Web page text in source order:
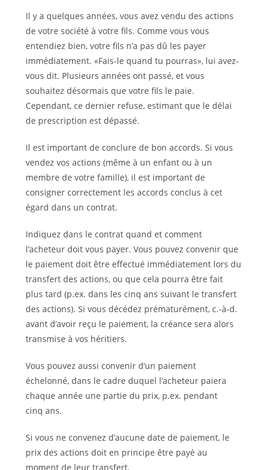
Il y a quelques années, vous avez vendu des actions
de votre société à votre fils. Comme vous vous
entendiez bien, votre fils n’a pas dû les payer
immédiatement. «Fais-le quand tu pourras», lui avez-
vous dit. Plusieurs années ont passé, et vous
souhaitez désormais que votre fils le paie.
Cependant, ce dernier refuse, estimant que le délai
de prescription est dépassé.
Il est important de conclure de bon accords. Si vous
vendez vos actions (même à un enfant ou à un
membre de votre famille), il est important de
consigner correctement les accords conclus à cet
égard dans un contrat.
Indiquez dans le contrat quand et comment
l’acheteur doit vous payer. Vous pouvez convenir que
le paiement doit être effectué immédiatement lors du
transfert des actions, ou que cela pourra être fait
plus tard (p.ex. dans les cinq ans suivant le transfert
des actions). Si vous décédez prématurément, c.-à-d.
avant d’avoir reçu le paiement, la créance sera alors
transmise à vos héritiers.
Vous pouvez aussi convenir d’un paiement
échelonné, dans le cadre duquel l’acheteur paiera
chaque année une partie du prix, p.ex. pendant
cinq ans.
Si vous ne convenez d’aucune date de paiement, le
prix des actions doit en principe être payé au
moment de leur transfert.